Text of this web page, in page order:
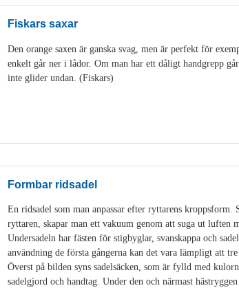
Fiskars saxar
Den orange saxen är ganska svag, men är perfekt för
enkelt går ner i lådor. Om man har ett dåligt handgrepp
inte glider undan. (Fiskars)
Formbar ridsadel
En ridsadel som man anpassar efter ryttarens
ryttaren, skapar man ett vakuum genom att suga ut luften
Undersadeln har fästen för stigbyglar, svanskappa och
användning de första gångerna kan det vara lämpligt att
Överst på bilden syns sadelsäcken, som är fylld med
sadelgjord och handtag. Under den och närmast